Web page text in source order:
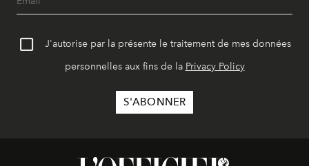
J'autorise par la présente le traitement de mes données
personnelles aux fins de la Privacy Policy